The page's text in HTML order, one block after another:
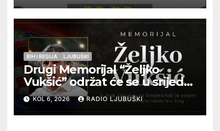
pripadnika HOS-a
BIH I REGIJA LJUBUŠKI
Drugi Memorijal “Željko
Vukšić” održat će se u srijedu
12. kolovoza u Otoku
KOL 6, 2026 RADIO LJUBUŠKI